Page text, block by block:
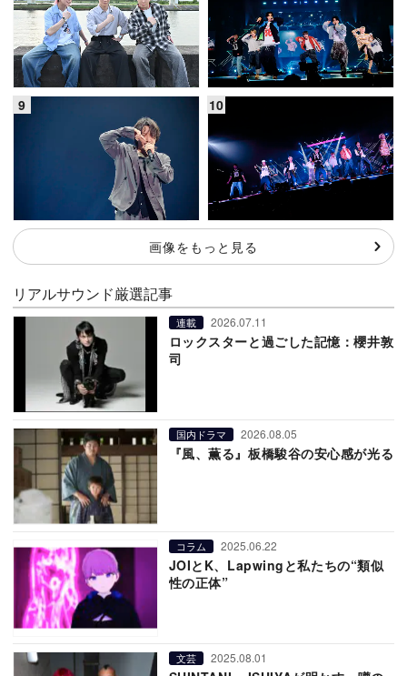
画像をもっと見る
リアルサウンド厳選記事
連載 2026.07.11
ロックスターと過ごした記憶：櫻井敦
司
国内ドラマ 2026.08.05
『風、薫る』板橋駿谷の安心感が光る
コラム 2025.06.22
JOIとK、Lapwingと私たちの“類似
性の正体”
文芸 2025.08.01